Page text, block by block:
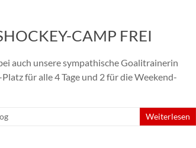
CAMP FREI
auch unsere sympathische Goalitrainerin
für alle 4 Tage und 2 für die Weekend-
Weiterlesen